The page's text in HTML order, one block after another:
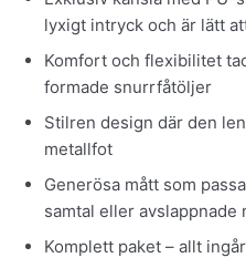
lyxigt intryck och är lätt
Komfort och flexibilitet
formade snurrfåtöljer
Stilren design där den
metallfot
Generösa mått som
samtal eller avslappnade
Komplett paket – allt